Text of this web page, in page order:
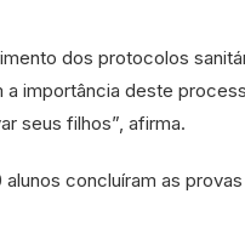
dos protocolos
importância deste
seus filhos”, afirma.
concluíram as